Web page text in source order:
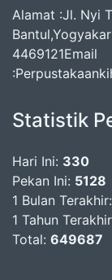
Alamat :Jl. Nyi
4469121Email
Statistik
Hari Ini: 330
Pekan Ini: 5128
1 Bulan Terakhir:
1 Tahun
Total: 649687